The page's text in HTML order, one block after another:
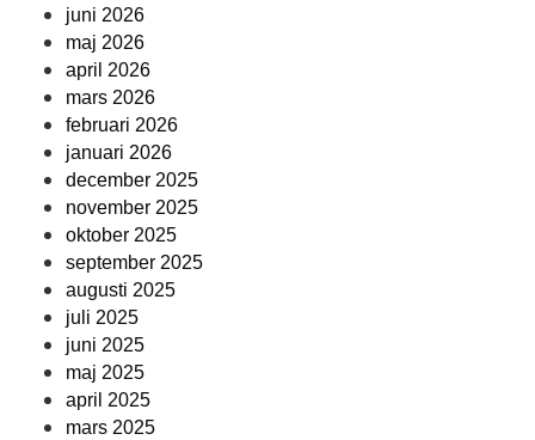
juni 2026
maj 2026
april 2026
mars 2026
februari 2026
januari 2026
december 2025
november 2025
oktober 2025
september 2025
augusti 2025
juli 2025
juni 2025
maj 2025
april 2025
mars 2025